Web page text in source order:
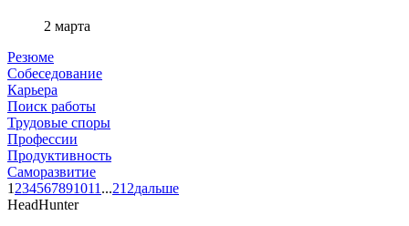
2 марта
Резюме
Собеседование
Карьера
Поиск работы
Трудовые споры
Профессии
Продуктивность
Саморазвитие
1 234567891011 ...212дальше
HeadHunter